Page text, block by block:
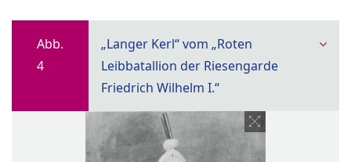
Abb.
4
„Langer Kerl“ vom „Roten
Leibbatallion der Riesengarde
Friedrich Wilhelm I.“